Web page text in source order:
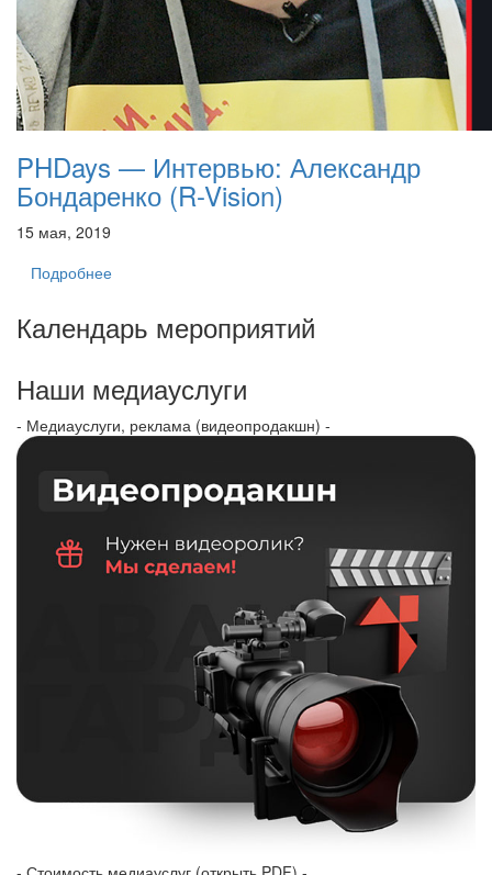
PHDays — Интервью: Александр
Бондаренко (R-Vision)
15 мая, 2019
Подробнее
Календарь мероприятий
Наши медиауслуги
- Медиауслуги, реклама (видеопродакшн) -